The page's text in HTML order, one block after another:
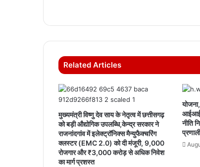
Related Articles
मुख्यमंत्री विष्णु देव साय के नेतृत्व में छत्तीसगढ़
को बड़ी औद्योगिक उपलब्धि,केन्द्र सरकार ने
राजनांदगांव में इलेक्ट्रॉनिक्स मैन्युफैक्चरिंग
क्लस्टर (EMC 2.0) को दी मंजूरी, 9,000
रोजगार और ₹3,000 करोड़ से अधिक निवेश
का मार्ग प्रशस्त
नीति